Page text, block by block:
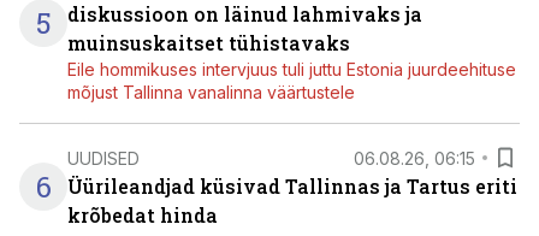
5
diskussioon on läinud lahmivaks ja
muinsuskaitset tühistavaks
Eile hommikuses intervjuus tuli juttu Estonia juurdeehituse
mõjust Tallinna vanalinna väärtustele
6
UUDISED 06.08.26, 06:15
Üürileandjad küsivad Tallinnas ja Tartus eriti
krõbedat hinda